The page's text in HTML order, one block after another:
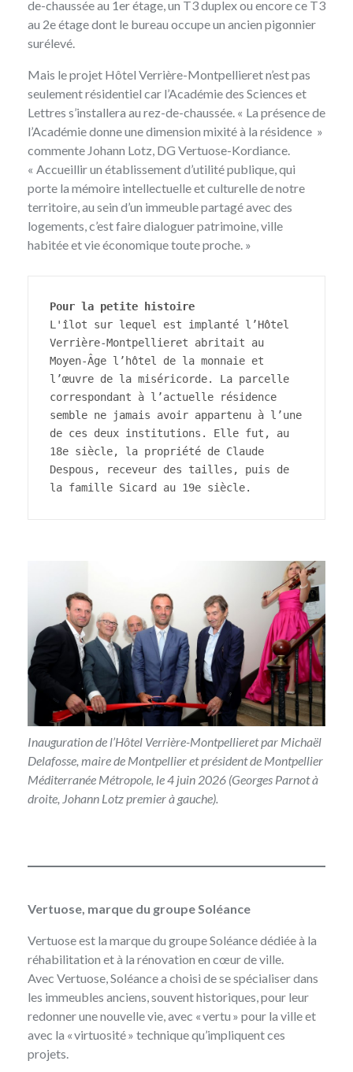
de-chaussée au 1er étage, un T3 duplex ou encore ce T3
au 2e étage dont le bureau occupe un ancien pigonnier
surélevé.
Mais le projet Hôtel Verrière-Montpellieret n’est pas
seulement résidentiel car l’Académie des Sciences et
Lettres s’installera au rez-de-chaussée. « La présence de
l’Académie donne une dimension mixité à la résidence »
commente Johann Lotz, DG Vertuose-Kordiance.
« Accueillir un établissement d’utilité publique, qui
porte la mémoire intellectuelle et culturelle de notre
territoire, au sein d’un immeuble partagé avec des
logements, c’est faire dialoguer patrimoine, ville
habitée et vie économique toute proche. »
Pour la petite histoire
L'îlot sur lequel est implanté l’Hôtel
Verrière-Montpellieret abritait au
Moyen-Âge l’hôtel de la monnaie et
l’œuvre de la miséricorde. La parcelle
correspondant à l’actuelle résidence
semble ne jamais avoir appartenu à l’une
de ces deux institutions. Elle fut, au
18e siècle, la propriété de Claude
Despous, receveur des tailles, puis de
la famille Sicard au 19e siècle.
Inauguration de l’Hôtel Verrière-Montpellieret par Michaël
Delafosse, maire de Montpellier et président de Montpellier
Méditerranée Métropole, le 4 juin 2026 (Georges Parnot à
droite, Johann Lotz premier à gauche).
Vertuose, marque du groupe Soléance
Vertuose est la marque du groupe Soléance dédiée à la
réhabilitation et à la rénovation en cœur de ville.
Avec Vertuose, Soléance a choisi de se spécialiser dans
les immeubles anciens, souvent historiques, pour leur
redonner une nouvelle vie, avec « vertu » pour la ville et
avec la « virtuosité » technique qu’impliquent ces
projets.